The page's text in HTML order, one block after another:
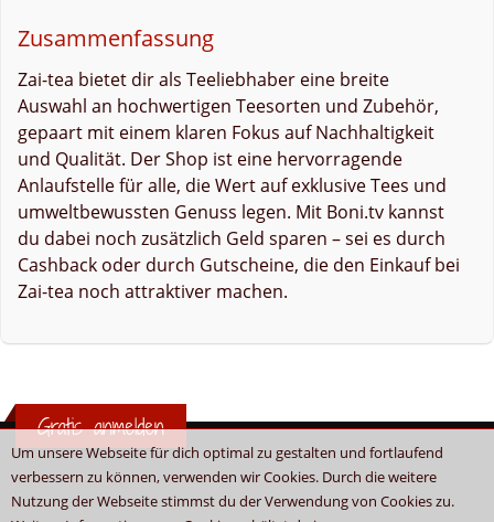
Um unsere Webseite für dich optimal zu gestalten und fortlaufend
verbessern zu können, verwenden wir Cookies. Durch die weitere
Nutzung der Webseite stimmst du der Verwendung von Cookies zu.
Zusammenfassung
Zai-tea bietet dir als Teeliebhaber eine breite
Auswahl an hochwertigen Teesorten und Zubehör,
gepaart mit einem klaren Fokus auf Nachhaltigkeit
und Qualität. Der Shop ist eine hervorragende
Anlaufstelle für alle, die Wert auf exklusive Tees und
umweltbewussten Genuss legen. Mit Boni.tv kannst
du dabei noch zusätzlich Geld sparen – sei es durch
Cashback oder durch Gutscheine, die den Einkauf bei
Zai-tea noch attraktiver machen.
Gratis anmelden